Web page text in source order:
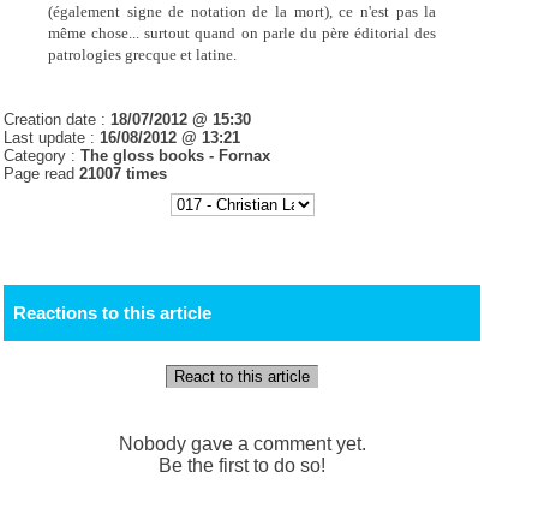
(également signe de notation de la mort), ce n'est pas la
même chose... surtout quand on parle du père éditorial des
patrologies grecque et latine.
Creation date : 18/07/2012 @ 15:30
Last update : 16/08/2012 @ 13:21
Category :The gloss books - Fornax
Page read21007 times
Reactions to this article
React to this article
Nobody gave a comment yet.
Be the first to do so!